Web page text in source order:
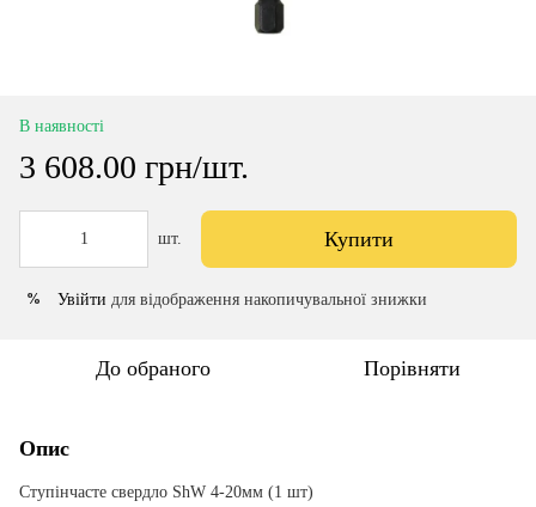
В наявності
3 608.00 грн/шт.
шт. Купити
% Увійти для відображення накопичувальної знижки
До обраного Порівняти
Опис
Ступінчасте свердло ShW 4-20мм (1 шт)